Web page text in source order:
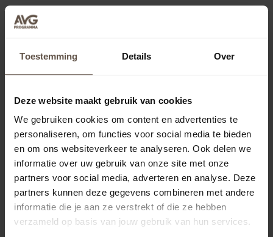
Toestemming Details Over
Deze website maakt gebruik van cookies
We gebruiken cookies om content en advertenties te
personaliseren, om functies voor social media te bieden
en om ons websiteverkeer te analyseren. Ook delen we
informatie over uw gebruik van onze site met onze
partners voor social media, adverteren en analyse. Deze
partners kunnen deze gegevens combineren met andere
informatie die je aan ze verstrekt of die ze hebben
verzameld op basis van jouw gebruik van hun services.
Stel hem via het
contactformulier
. Misschien
verschijnt jouw vraag én ons antwoord dan in